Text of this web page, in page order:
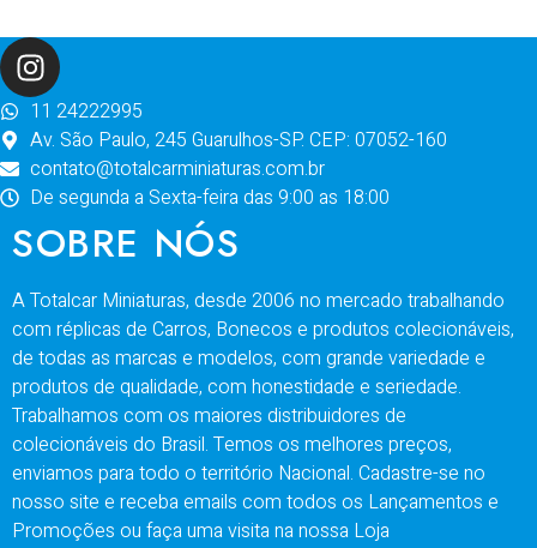
11 24222995
Av. São Paulo, 245 Guarulhos-SP. CEP: 07052-160
contato@totalcarminiaturas.com.br
De segunda a Sexta-feira das 9:00 as 18:00
SOBRE NÓS
A Totalcar Miniaturas, desde 2006 no mercado trabalhando
com réplicas de Carros, Bonecos e produtos colecionáveis,
de todas as marcas e modelos, com grande variedade e
produtos de qualidade, com honestidade e seriedade.
Trabalhamos com os maiores distribuidores de
colecionáveis do Brasil. Temos os melhores preços,
enviamos para todo o território Nacional. Cadastre-se no
nosso site e receba emails com todos os Lançamentos e
Promoções ou faça uma visita na nossa Loja